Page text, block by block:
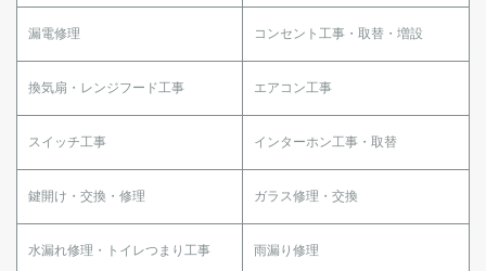
漏電修理 コンセント工事・取替・増設
換気扇・レンジフード工事 エアコン工事
スイッチ工事 インターホン工事・取替
鍵開け・交換・修理 ガラス修理・交換
水漏れ修理・トイレつまり工事 雨漏り修理